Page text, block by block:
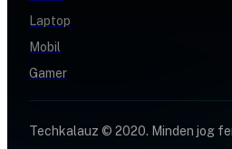
Laptop
Mobil
Gamer
Techkalauz © 2020. Minden jog